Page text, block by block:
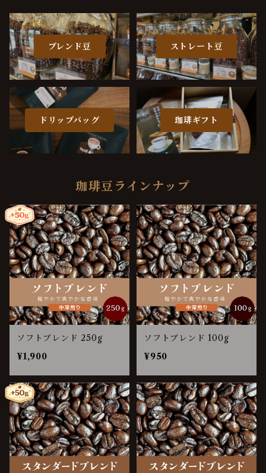
ブレンド豆 ストレート豆
ドリップバッグ 珈琲ギフト
珈琲豆ラインナップ
ソフトブレンド 250g
¥1,900
ソフトブレンド 100g
¥950